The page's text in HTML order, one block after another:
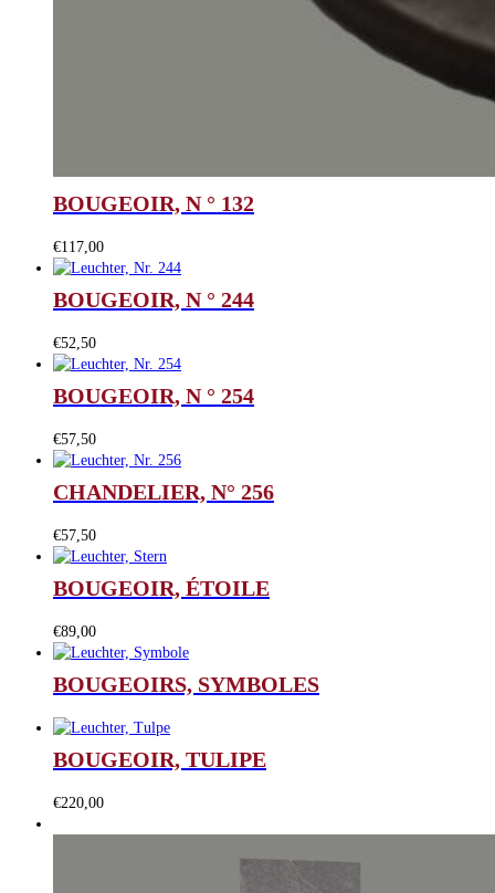
BOUGEOIR, N ° 132
€117,00
BOUGEOIR, N ° 244
€52,50
BOUGEOIR, N ° 254
€57,50
CHANDELIER, N° 256
€57,50
BOUGEOIR, ÉTOILE
€89,00
BOUGEOIRS, SYMBOLES
BOUGEOIR, TULIPE
€220,00